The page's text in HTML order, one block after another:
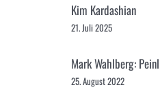
Kim Kardashian
21. Juli 2025
Mark Wahlberg:
25. August 2022